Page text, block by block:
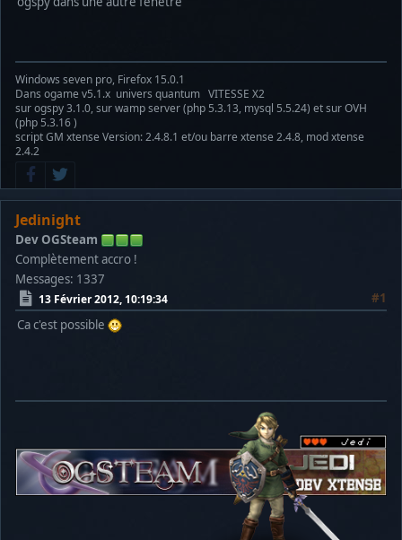
Windows seven pro, Firefox 15.0.1
Dans ogame v5.1.x univers quantum VITESSE X2
sur ogspy 3.1.0, sur wamp server (php 5.3.13, mysql 5.5.24) et sur OVH
(php 5.3.16 )
script GM xtense Version: 2.4.8.1 et/ou barre xtense 2.4.8, mod xtense
2.4.2
Jedinight
Dev OGSteam
Complètement accro !
Messages: 1337
13 Février 2012, 10:19:34
#1
Ca c'est possible